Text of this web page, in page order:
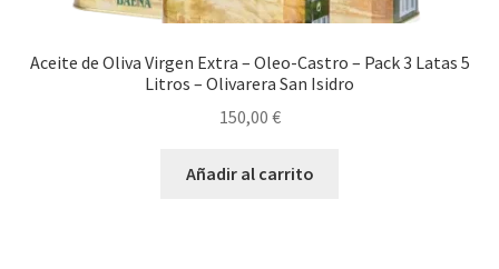
Aceite de Oliva Virgen Extra – Oleo-Castro – Pack 3 Latas 5
Litros – Olivarera San Isidro
150,00 €
Añadir al carrito